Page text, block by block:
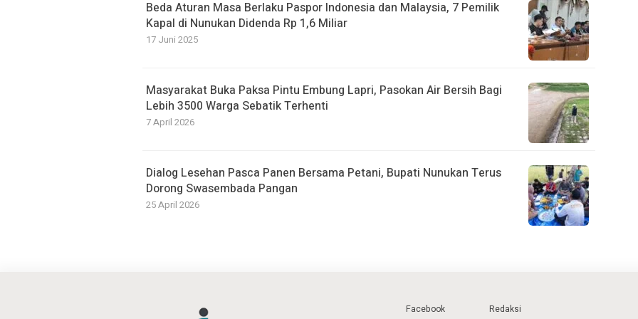
Beda Aturan Masa Berlaku Paspor Indonesia dan Malaysia, 7 Pemilik
Kapal di Nunukan Didenda Rp 1,6 Miliar
17 Juni 2025
Masyarakat Buka Paksa Pintu Embung Lapri, Pasokan Air Bersih Bagi
Lebih 3500 Warga Sebatik Terhenti
7 April 2026
Dialog Lesehan Pasca Panen Bersama Petani, Bupati Nunukan Terus
Dorong Swasembada Pangan
25 April 2026
Facebook Redaksi